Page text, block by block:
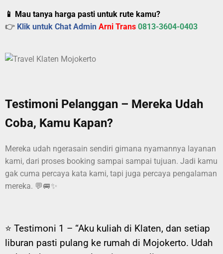
📱 Mau tanya harga pasti untuk rute kamu?
👉 Klik untuk Chat Admin Arni Trans 0813-3604-0403
Testimoni Pelanggan – Mereka Udah
Coba, Kamu Kapan?
Mereka udah ngerasain sendiri gimana nyamannya layanan
kami, dari proses booking sampai sampai tujuan. Jadi kamu
gak cuma percaya kata kami, tapi juga percaya pengalaman
mereka. 💬🚐✨
⭐ Testimoni 1 – “Aku kuliah di Klaten, dan setiap
liburan pasti pulang ke rumah di Mojokerto. Udah